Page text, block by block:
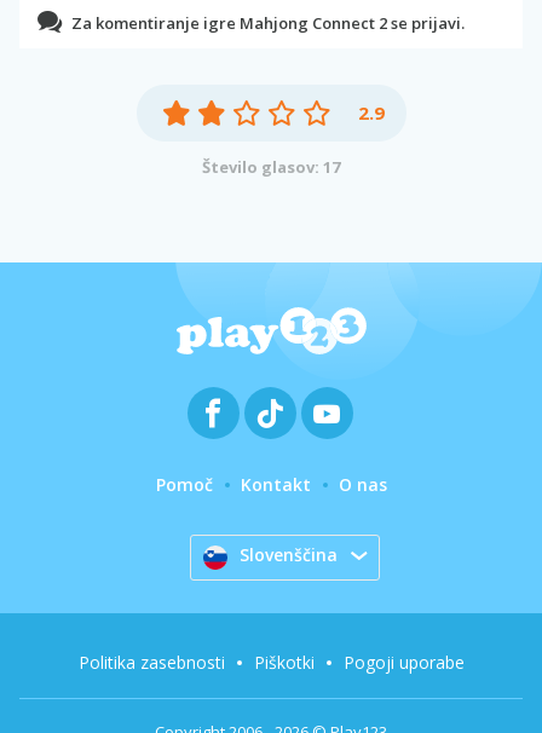
Za komentiranje igre Mahjong Connect 2 se prijavi.
2.9
Število glasov: 17
Pomoč Kontakt O nas
Slovenščina
Politika zasebnosti Piškotki Pogoji uporabe